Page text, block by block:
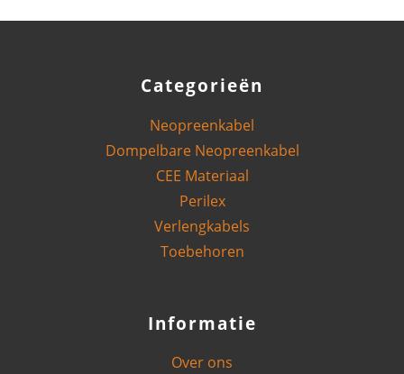
Categorieën
Neopreenkabel
Dompelbare Neopreenkabel
CEE Materiaal
Perilex
Verlengkabels
Toebehoren
Informatie
Over ons